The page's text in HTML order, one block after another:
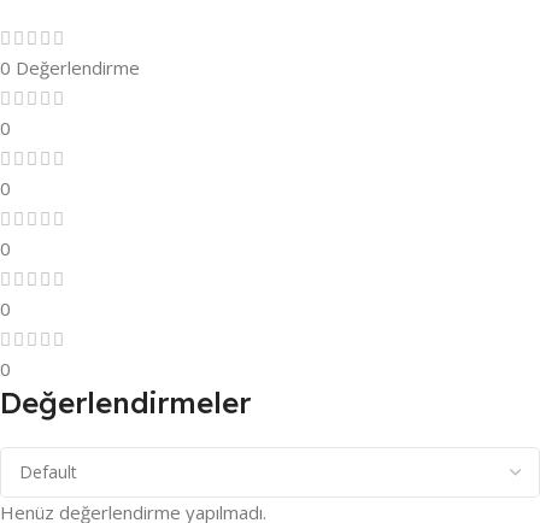
0 Değerlendirme
0
0
0
0
0
Değerlendirmeler
Henüz değerlendirme yapılmadı.